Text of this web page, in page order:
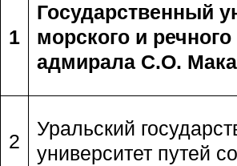
1
Государственный
морского и
адмирала С.О.
2
Уральский
университет путей